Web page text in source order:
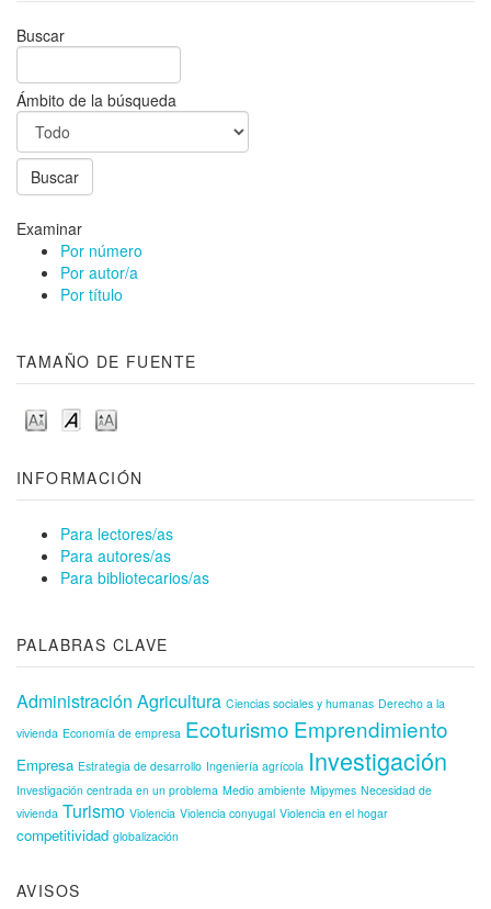
Buscar
Ámbito de la búsqueda
Examinar
Por número
Por autor/a
Por título
TAMAÑO DE FUENTE
INFORMACIÓN
Para lectores/as
Para autores/as
Para bibliotecarios/as
PALABRAS CLAVE
Administración Agricultura Ciencias sociales y humanas Derecho a la
vivienda Economía de empresa Ecoturismo Emprendimiento
Empresa Estrategia de desarrollo Ingeniería agrícola Investigación
Investigación centrada en un problema Medio ambiente Mipymes Necesidad de
vivienda Turismo Violencia Violencia conyugal Violencia en el hogar
competitividad globalización
AVISOS